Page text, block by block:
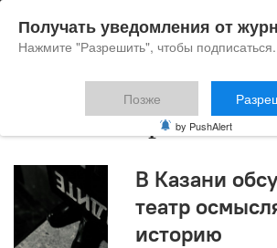
Семен Серзин
В Казани
театр
историю
Получать уведомления от
Нажмите "Разрешить", чтобы подписаться.
Позже
by PushAlert